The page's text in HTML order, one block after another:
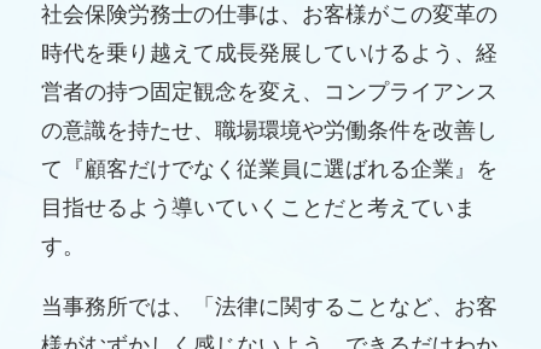
社会保険労務士の仕事は、お客様がこの変革の
時代を乗り越えて成長発展していけるよう、経
営者の持つ固定観念を変え、コンプライアンス
の意識を持たせ、職場環境や労働条件を改善し
て『顧客だけでなく従業員に選ばれる企業』を
目指せるよう導いていくことだと考えていま
す。
当事務所では、「法律に関することなど、お客